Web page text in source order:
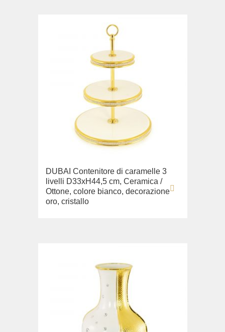
DUBAI Contenitore di caramelle 3
livelli D33хН44,5 cm, Ceramica /
Ottone, colore bianco, decorazione
oro, cristallo